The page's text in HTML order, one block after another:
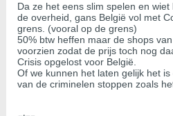
Da ze het eens slim spelen en
de overheid, gans België vol met
grens. (vooral op de grens)
50% btw heffen maar de shops
voorzien zodat de prijs toch nog
Crisis opgelost voor België.
Of we kunnen het laten gelijk het
van de criminelen stoppen zoals